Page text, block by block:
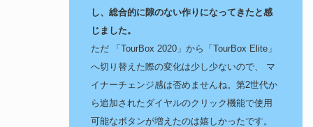
し、総合的に隙のない作りになってきたと感
じました。
ただ 「TourBox 2020」から「TourBox Elite」
へ切り替えた際の変化は少し少ないので、 マ
イナーチェンジ感は否めませんね。第2世代か
ら追加されたダイヤルのクリック機能で使用
可能なボタンが増えたのは嬉しかったです。